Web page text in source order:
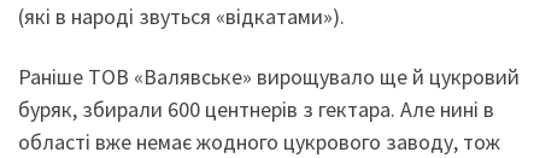
(які в народі звуться «відкатами»).
Раніше ТОВ «Валявське» вирощувало ще й цукровий
буряк, збирали 600 центнерів з гектара. Але нині в
області вже немає жодного цукрового заводу, тож